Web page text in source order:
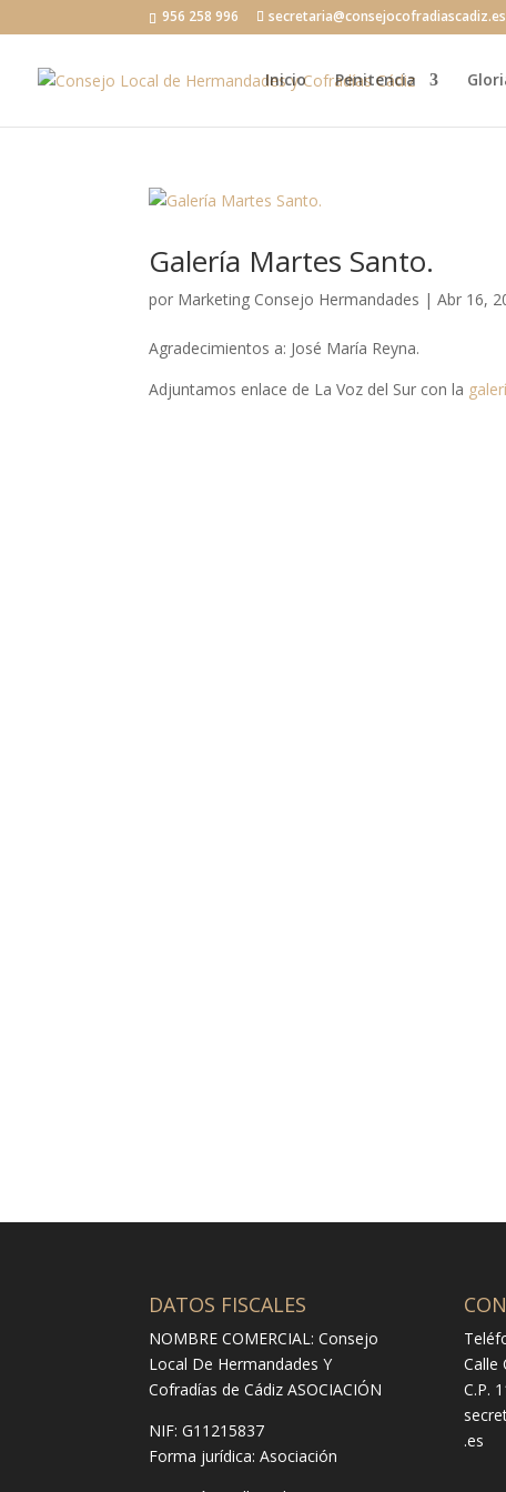
956 258 996 secretaria@consejocofradiascadiz.es
Inicio Penitencia
Galería Martes Santo.
por Marketing Consejo Hermandades |Abr 16,
Agradecimientos a: José María Reyna.
Adjuntamos enlace de La Voz del Sur con la
DATOS FISCALES
NOMBRE COMERCIAL: Consejo
Local De Hermandades Y
Cofradías de Cádiz ASOCIACIÓN
NIF: G11215837
Forma jurídica:Asociación
Calle
C.P.
.es